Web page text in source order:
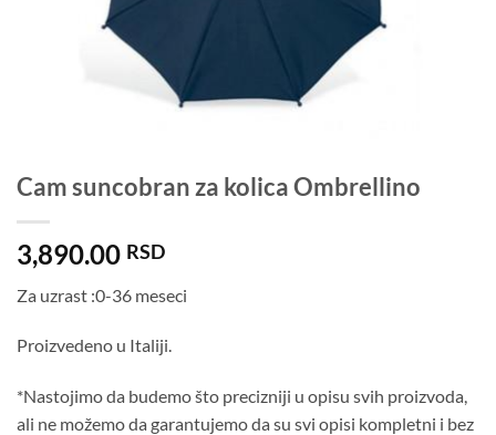
Cam suncobran za kolica Ombrellino
3,890.00 RSD
Za uzrast :0-36 meseci
Proizvedeno u Italiji.
*Nastojimo da budemo što precizniji u opisu svih proizvoda,
ali ne možemo da garantujemo da su svi opisi kompletni i bez